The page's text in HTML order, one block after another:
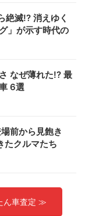
絶滅!? 消えゆく
」が示す時代の
なぜ薄れた!? 最
6選
前から見飽き
たクルマたち
ん車査定 ≫